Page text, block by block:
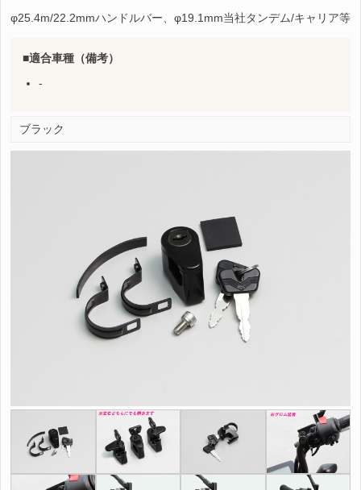
φ25.4m/22.2mmハンドルバー、φ19.1mm当社タンデム/キャリア等
適合車種（備考）
-
ブラック